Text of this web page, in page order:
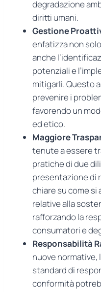
degradazione
diritti umani.
Gestione
enfatizza non
anche
potenziali e
mitigarli. Questo
prevenire i
favorendo un
ed etico.
Maggiore
tenute a essere
pratiche di due
presentazione di
chiare su come
relative alla
rafforzando la
consumatori e
Responsabilità
nuove
standard di
conformità